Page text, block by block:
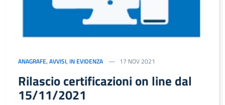
ANAGRAFE, AVVISI, IN EVIDENZA 17 NOV 2021
Rilascio certificazioni on line dal
15/11/2021